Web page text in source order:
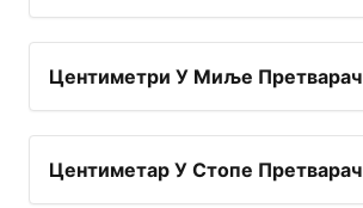
Центиметри У Миље Претварач
Центиметар У Стопе Претварач